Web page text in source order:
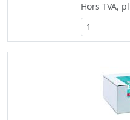
Hors TVA,